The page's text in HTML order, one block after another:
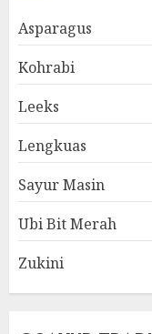
Asparagus
Kohrabi
Leeks
Lengkuas
Sayur Masin
Ubi Bit Merah
Zukini